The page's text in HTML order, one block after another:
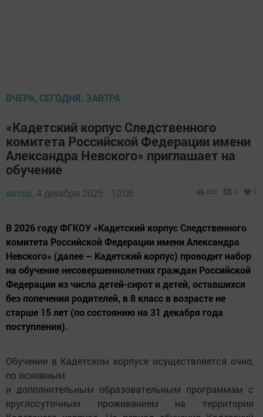
ВЧЕРА, СЕГОДНЯ, ЗАВТРА
«Кадетский корпус Следственного
комитета Российской Федерации имени
Александра Невского» приглашает на
обучение
автор, 4 декабря 2025 - 10:06 629 0 0
В 2026 году ФГКОУ «Кадетский корпус Следственного
комитета Российской Федерации имени Александра
Невского» (далее – Кадетский корпус) проводит набор
на обучение несовершеннолетних граждан Российской
Федерации из числа детей-сирот и детей, оставшихся
без попечения родителей, в 8 класс в возрасте не
старше 15 лет (по состоянию на 31 декабря года
поступления).
Обучение в Кадетском корпусе осуществляется очно,
по основным
и дополнительным образовательным программам с
круглосуточным проживанием на территории